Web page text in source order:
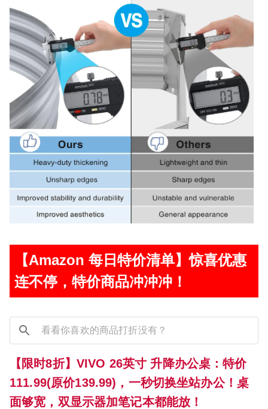
【Amazon 每日特价清单】惊喜优惠
连不停，特价商品冲冲冲！
【限时8折】VIVO 26英寸 升降办公桌：特价
111.99(原价139.99)，一秒切换坐站办公！桌
面够宽，双显示器加笔记本都能放！